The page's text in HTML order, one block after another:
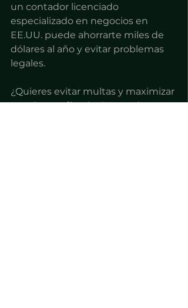
un contador licenciado
especializado en negocios en
EE.UU. puede ahorrarte miles de
dólares al año y evitar problemas
legales.
¿Quieres evitar multas y maximizar
tus ahorros fiscales? Agenda una